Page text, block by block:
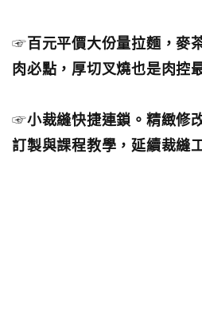
☞百元平價大份量拉麵，麥
肉必點，厚切叉燒也是肉控
☞小裁縫快捷連鎖。精緻修
訂製與課程教學，延續裁縫